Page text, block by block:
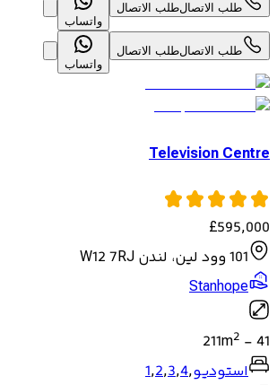
طلب الاتصالطلب الاتصال
واتساب
طلب الاتصالطلب الاتصال
واتساب
Television Centre
£595,000
101 وود لين، لندن W12 7RJ
Stanhope
41
-
211m2
استوديو,
1,2,3,4